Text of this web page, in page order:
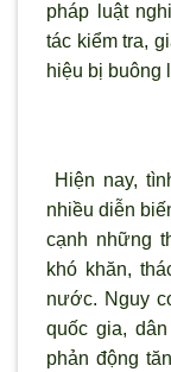
pháp luật
tác kiểm tra,
hiệu bị buông
Hiện nay,
nhiều diễn
cạnh những
khó khăn,
nước. Nguy
quốc gia,
phản động